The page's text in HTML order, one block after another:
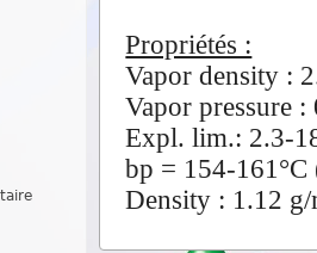
Propriétés :
Vapor density :
Vapor pressure
Expl. lim.: 2.3-
bp = 154-
Density : 1.12